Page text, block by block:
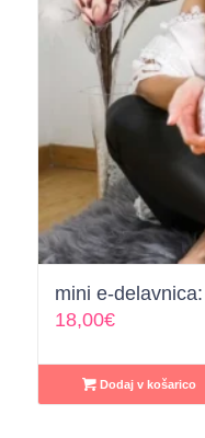
mini e-
18,00€
Dodaj v košarico